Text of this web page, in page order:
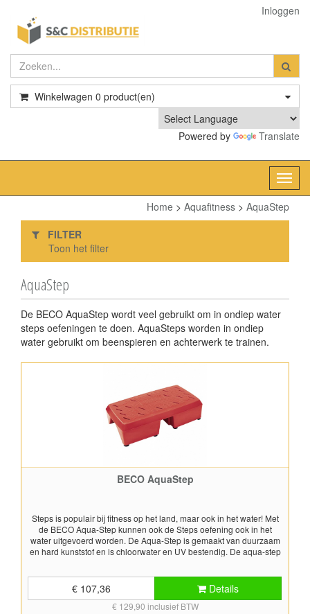
Inloggen
Winkelwagen 0 product(en)
Powered by Translate
Home > Aquafitness > AquaStep
FILTER
Toon het filter
AquaStep
De BECO AquaStep wordt veel gebruikt om in ondiep water
steps oefeningen te doen. AquaSteps worden in ondiep
water gebruikt om beenspieren en achterwerk te trainen.
BECO AquaStep
Steps is populair bij fitness op het land, maar ook in het water! Met
de BECO Aqua-Step kunnen ook de Steps oefening ook in het
water uitgevoerd worden. De Aqua-Step is gemaakt van duurzaam
en hard kunststof en is chloorwater en UV bestendig. De aqua-step
onderkant van de Aqua-Step zitten 8 kleine zuignapjes waarmee de
Aqua-step stevig op de bodem blijft staan. De Beco Aqua-Step kan
gebruikt worden bij aquafitness en revalidatie activiteiten. Met de
€ 107,36 Details
€ 129,90 inclusief BTW